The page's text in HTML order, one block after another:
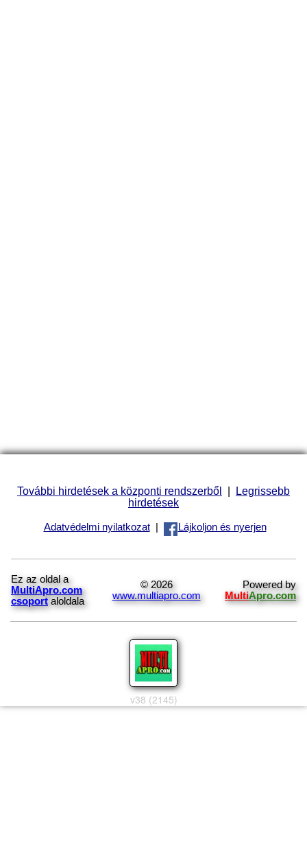
További hirdetések a központi rendszerből | Legrissebb
hirdetések
Adatvédelmi nyilatkozat| Lájkoljon és nyerjen
Ez az oldal a
MultiApro.com
csoport aloldala
© 2026
www.multiapro.com
Powered by
MultiApro.com
v38 (2145)